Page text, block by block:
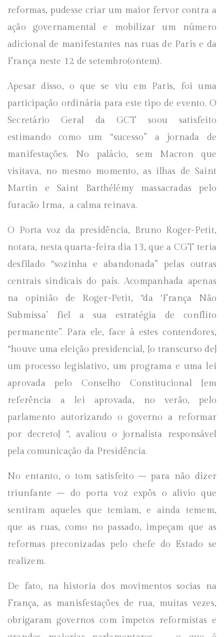
reformas, pudesse criar um maior fervor contra a
ação governamental e mobilizar um número
adicional de manifestantes nas ruas de Paris e da
França neste 12 de setembro(ontem).
Apesar disso, o que se viu em Paris, foi uma
participação ordinária para este tipo de evento. O
Secretário Geral da GCT soou satisfeito
estimando como um “sucesso” a jornada de
manifestações. No palácio, sem Macron que
visitava, no mesmo momento, as ilhas de Saint
Martin e Saint Barthélémy massacradas pelo
furacão Irma, a calma reinava.
O Porta voz da presidência, Bruno Roger-Petit,
notara, nesta quarta-feira dia 13, que a CGT teria
desfilado “sozinha e abandonada” pelas outras
centrais sindicais do país. Acompanhada apenas
na opinião de Roger-Petit, “da ‘França Não
Submissa’ fiel a sua estratégia de conflito
permanente”. Para ele, face à estes contendores,
“houve uma eleição presidencial, [o transcurso de]
um processo legislativo, um programa e uma lei
aprovada pelo Conselho Constitucional [em
referência a lei aprovada, no verão, pelo
parlamento autorizando o governo a reformar
por decreto] “, avaliou o jornalista responsável
pela comunicação da Presidência.
No entanto, o tom satisfeito – para não dizer
triunfante – do porta voz expôs o alivio que
sentiram aqueles que temiam, e ainda temem,
que as ruas, como no passado, impeçam que as
reformas preconizadas pelo chefe do Estado se
realizem.
De fato, na historia dos movimentos socias na
França, as manisfestações de rua, muitas vezes,
obrigaram governos com ímpetos reformistas e